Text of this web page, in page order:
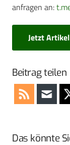
anfragen an:
Jetzt
Beitrag teilen
Das könnte